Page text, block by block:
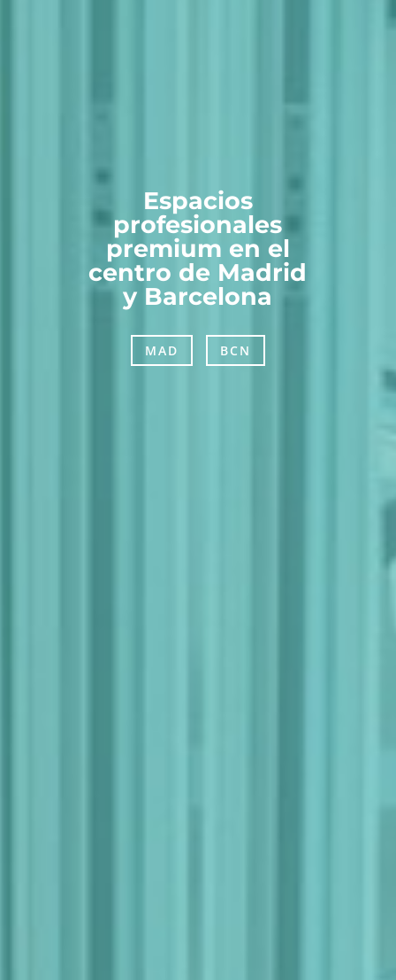
Espacios
profesionales
premium en el
centro de Madrid
y Barcelona
MAD BCN